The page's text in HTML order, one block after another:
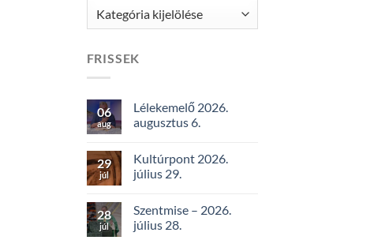
Kategóriák
FRISSEK
06
aug
Lélekemelő 2026.
augusztus 6.
29
júl
Kultúrpont 2026.
július 29.
28
júl
Szentmise – 2026.
július 28.